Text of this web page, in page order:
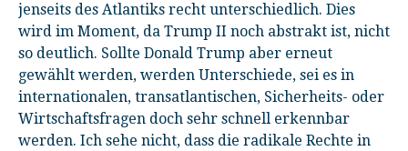
jenseits des Atlantiks recht unterschiedlich. Dies
wird im Moment, da Trump II noch abstrakt ist, nicht
so deutlich. Sollte Donald Trump aber erneut
gewählt werden, werden Unterschiede, sei es in
internationalen, transatlantischen, Sicherheits- oder
Wirtschaftsfragen doch sehr schnell erkennbar
werden. Ich sehe nicht, dass die radikale Rechte in